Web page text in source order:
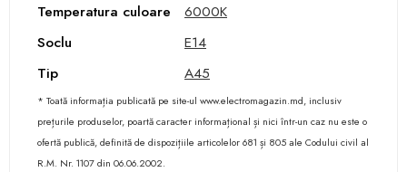
Temperatura culoare
6000К
Soclu
E14
Tip
A45
* Toată informația publicată pe site-ul www.electromagazin.md, inclusiv
prețurile produselor, poartă caracter informațional și nici într-un caz nu este o
ofertă publică, definită de dispozițiile articolelor 681 și 805 ale Codului civil al
R.M. Nr. 1107 din 06.06.2002.